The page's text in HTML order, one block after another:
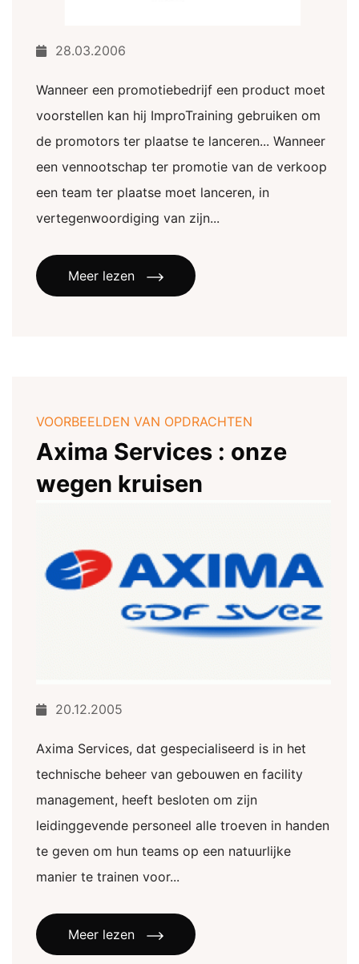
28.03.2006
Wanneer een promotiebedrijf een product moet
voorstellen kan hij ImproTraining gebruiken om
de promotors ter plaatse te lanceren... Wanneer
een vennootschap ter promotie van de verkoop
een team ter plaatse moet lanceren, in
vertegenwoordiging van zijn...
Meer lezen
VOORBEELDEN VAN OPDRACHTEN
Axima Services : onze
wegen kruisen
20.12.2005
Axima Services, dat gespecialiseerd is in het
technische beheer van gebouwen en facility
management, heeft besloten om zijn
leidinggevende personeel alle troeven in handen
te geven om hun teams op een natuurlijke
manier te trainen voor...
Meer lezen